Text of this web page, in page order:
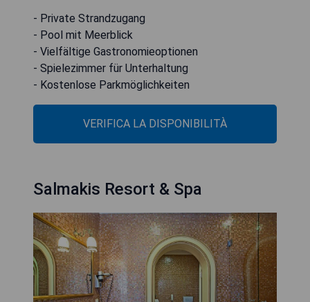
- Private Strandzugang
- Pool mit Meerblick
- Vielfältige Gastronomieoptionen
- Spielezimmer für Unterhaltung
- Kostenlose Parkmöglichkeiten
VERIFICA LA DISPONIBILITÀ
Salmakis Resort & Spa